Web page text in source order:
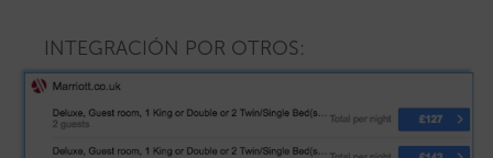
INTEGRACIÓN POR OTROS: